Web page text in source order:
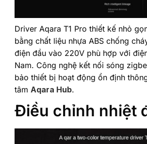
Driver Aqara T1 Pro thiết kế nhỏ
bằng chất liệu nhựa ABS chống
điện đầu vào 220V phù hợp với
Nam. Công nghệ kết nối sóng
bảo thiết bị hoạt động ổn định
tâm Aqara Hub.
Điều chỉnh nhiệt